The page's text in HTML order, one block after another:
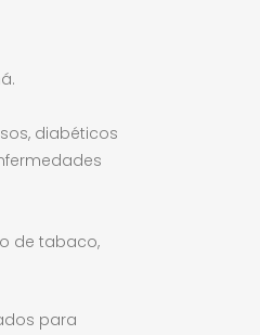
diabéticos
de tabaco,
para